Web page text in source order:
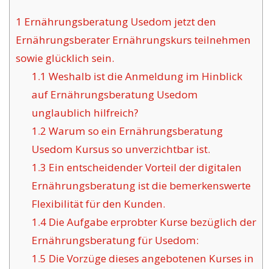
1 Ernährungsberatung Usedom jetzt den
Ernährungsberater Ernährungskurs teilnehmen
sowie glücklich sein.
1.1 Weshalb ist die Anmeldung im Hinblick
auf Ernährungsberatung Usedom
unglaublich hilfreich?
1.2 Warum so ein Ernährungsberatung
Usedom Kursus so unverzichtbar ist.
1.3 Ein entscheidender Vorteil der digitalen
Ernährungsberatung ist die bemerkenswerte
Flexibilität für den Kunden.
1.4Die Aufgabe erprobter Kurse bezüglich der
Ernährungsberatung für Usedom:
1.5 Die Vorzüge dieses angebotenen Kurses in